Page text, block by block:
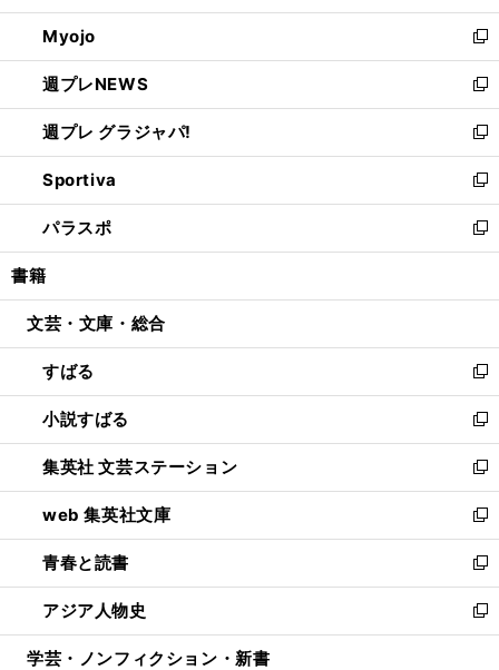
開
く
ウ
で
開
く
ン
ド
ウ
で
開
く
ウ
ィ
ン
ド
ウ
で
開
く
Myojo
新
し
い
ウ
ィ
ン
ド
ウ
で
開
週プレNEWS
新
し
い
ウ
ィ
ン
ド
ウ
開
週プレ グラジャパ!
新
し
い
ウ
ィ
ン
ウ
開
く
Sportiva
新
し
い
ウ
ン
ウ
で
開
く
パラスポ
新
し
ウ
ン
ド
ウ
で
開
く
書籍
文芸・文庫・総合
すばる
新
し
い
ウ
ィ
ン
ド
ウ
で
開
く
小説すばる
新
し
い
ウ
ィ
ン
ド
ウ
で
開
集英社 文芸ステーション
新
し
い
ウ
ィ
ン
ド
ウ
web 集英社文庫
新
し
い
ウ
ィ
ン
青春と読書
新
し
い
ウ
アジア人物史
新
し
学芸・ノンフィクション・新書